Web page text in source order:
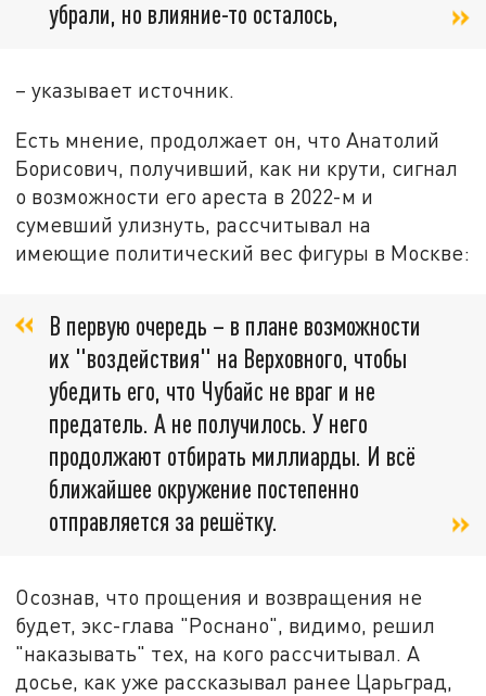
убрали, но влияние-то осталось,
– указывает источник.
Есть мнение, продолжает он, что Анатолий
Борисович, получивший, как ни крути, сигнал
о возможности его ареста в 2022-м и
сумевший улизнуть, рассчитывал на
имеющие политический вес фигуры в Москве:
В первую очередь – в плане возможности
их "воздействия" на Верховного, чтобы
убедить его, что Чубайс не враг и не
предатель. А не получилось. У него
продолжают отбирать миллиарды. И всё
ближайшее окружение постепенно
отправляется за решётку.
Осознав, что прощения и возвращения не
будет, экс-глава "Роснано", видимо, решил
"наказывать" тех, на кого рассчитывал. А
досье, как уже рассказывал ранее Царьград,